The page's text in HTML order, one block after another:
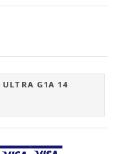
ULTRA G1A 14